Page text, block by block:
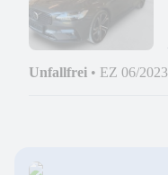
Unfallfrei • EZ 06/2023